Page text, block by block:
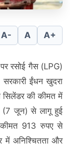
A- A A+
रसोई गैस (LPG)
ईंधन खुदरा
सिलेंडर की कीमत में
(7 जून) से लागू हुई
913 रुपए से
में अनिश्चितता और